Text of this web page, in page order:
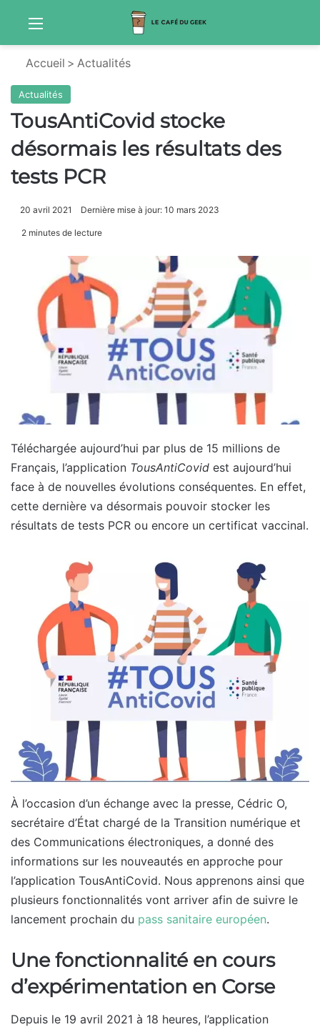
Menu
Accueil > Actualités
Actualités
TousAntiCovid stocke
désormais les résultats des
tests PCR
20 avril 2021 Dernière mise à jour: 10 mars 2023
2 minutes de lecture
Téléchargée aujourd’hui par plus de 15 millions de
Français, l’application TousAntiCovid est aujourd’hui
face à de nouvelles évolutions conséquentes. En effet,
cette dernière va désormais pouvoir stocker les
résultats de tests PCR ou encore un certificat vaccinal.
À l’occasion d’un échange avec la presse, Cédric O,
secrétaire d’État chargé de la Transition numérique et
des Communications électroniques, a donné des
informations sur les nouveautés en approche pour
l’application TousAntiCovid. Nous apprenons ainsi que
plusieurs fonctionnalités vont arriver afin de suivre le
lancement prochain du pass sanitaire européen.
Une fonctionnalité en cours
d’expérimentation en Corse
Depuis le 19 avril 2021 à 18 heures, l’application